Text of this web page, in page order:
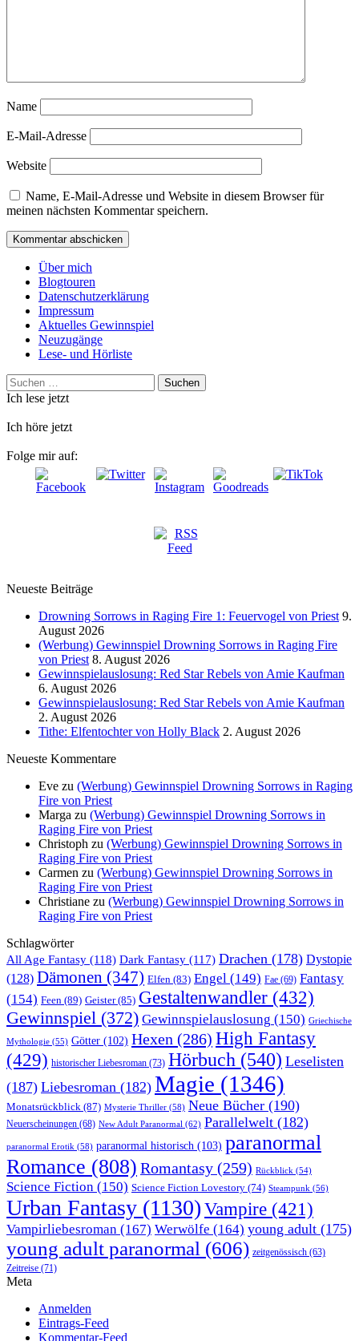
Name
E-Mail-Adresse
Website
Name, E-Mail-Adresse und Website in diesem Browser für
meinen nächsten Kommentar speichern.
Über mich
Blogtouren
Datenschutzerklärung
Impressum
Aktuelles Gewinnspiel
Neuzugänge
Lese- und Hörliste
Suchen
nach:
Ich lese jetzt
Ich höre jetzt
Folge mir auf:
Neueste Beiträge
Drowning Sorrows in Raging Fire 1: Feuervogel von Priest 9.
August 2026
(Werbung) Gewinnspiel Drowning Sorrows in Raging Fire
von Priest 8. August 2026
Gewinnspielauslosung: Red Star Rebels von Amie Kaufman
6. August 2026
Gewinnspielauslosung: Red Star Rebels von Amie Kaufman
2. August 2026
Tithe: Elfentochter von Holly Black 2. August 2026
Neueste Kommentare
Eve zu (Werbung) Gewinnspiel Drowning Sorrows in Raging
Fire von Priest
Marga zu (Werbung) Gewinnspiel Drowning Sorrows in
Raging Fire von Priest
Christoph zu (Werbung) Gewinnspiel Drowning Sorrows in
Raging Fire von Priest
Carmen zu (Werbung) Gewinnspiel Drowning Sorrows in
Raging Fire von Priest
Christiane zu (Werbung) Gewinnspiel Drowning Sorrows in
Raging Fire von Priest
Schlagwörter
All Age Fantasy (118) Dark Fantasy (117) Drachen (178) Dystopie
(128) Dämonen (347) Elfen (83) Engel (149) Fae (69) Fantasy
(154) Feen (89) Geister(85) Gestaltenwandler (432)
Gewinnspiel (372) Gewinnspielauslosung (150) Griechische
Mythologie (55) Götter (102) Hexen (286) High Fantasy
(429) historischer Liebesroman (73) Hörbuch (540) Leselisten
(187) Liebesroman (182) Magie (1346)
Monatsrückblick (87) Mysterie Thriller (58) Neue Bücher (190)
Neuerscheinungen (68) New Adult Paranormal (62) Parallelwelt (182)
paranormal Erotik (58) paranormal historisch (103) paranormal
Romance (808) Romantasy (259) Rückblick (54)
Science Fiction (150) Science Fiction Lovestory (74) Steampunk (56)
Urban Fantasy (1130) Vampire (421)
Vampirliebesroman (167) Werwölfe (164) young adult (175)
young adult paranormal (606) zeitgenössisch (63)
Zeitreise (71)
Meta
Anmelden
Eintrags-Feed
Kommentar-Feed